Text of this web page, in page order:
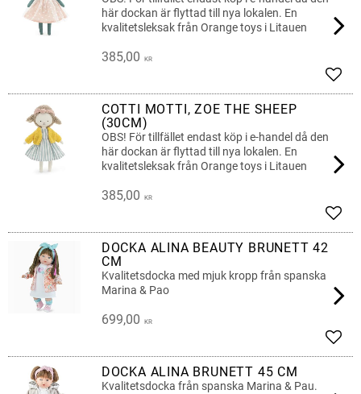
här dockan är flyttad till nya lokalen. En
kvalitetsleksak från Orange toys i Litauen
385,00 KR
Add
COTTI MOTTI, ZOE THE SHEEP
(30CM)
OBS! För tillfället endast köp i e-handel då den
här dockan är flyttad till nya lokalen. En
kvalitetsleksak från Orange toys i Litauen
385,00 KR
Add
DOCKA ALINA BEAUTY BRUNETT 42
CM
Kvalitetsdocka med mjuk kropp från spanska
Marina & Pao
699,00 KR
Add
DOCKA ALINA BRUNETT 45 CM
Kvalitetsdocka från spanska Marina & Pau.